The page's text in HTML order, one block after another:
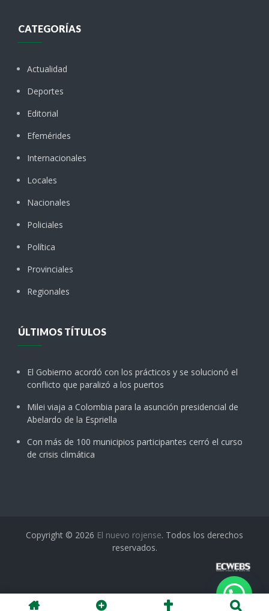
CATEGORÍAS
Actualidad
Deportes
Editorial
Efemérides
Internacionales
Locales
Nacionales
Policiales
Política
Provinciales
Regionales
ÚLTIMOS TÍTULOS
El Gobierno acordó con los prácticos y se solucionó el
conflicto que paralizó a los puertos
Milei viaja a Colombia para la asunción presidencial de
Abelardo de la Espriella
Con más de 100 municipios participantes cerró el curso
de crisis climática
Copyright © 2026 El nuevo rojense. Todos los derechos
reservados.